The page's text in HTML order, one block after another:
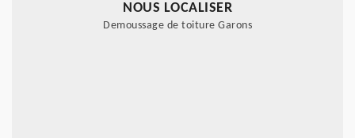
NOUS LOCALISER
Demoussage de toiture Garons